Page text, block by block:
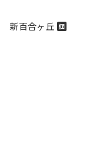
新百合ヶ丘 個